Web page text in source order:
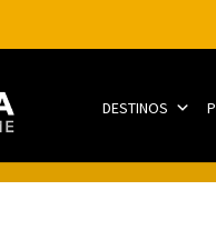
DESTINOS